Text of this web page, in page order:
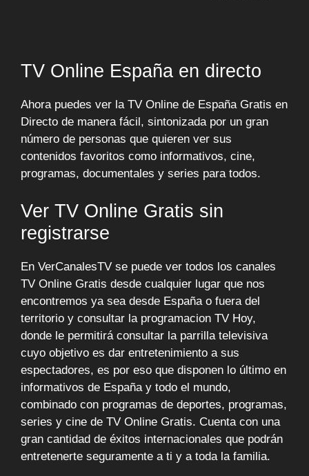
TV Online España en directo
Ahora puedes ver la TV Online de España Gratis en
Directo de manera fácil, sintonizada por un gran
número de personas que quieren ver sus
contenidos favoritos como informativos, cine,
programas, documentales y series para todos.
Ver TV Online Gratis sin
registrarse
En VerCanalesTV se puede ver todos los canales
TV Online Gratis desde cualquier lugar que nos
encontremos ya sea desde España o fuera del
territorio y consultar la programacion TV Hoy,
donde le permitirá consultar la parrilla televisiva
cuyo objetivo es dar entretenimiento a sus
espectadores, es por eso que disponen lo último en
informativos de España y todo el mundo,
combinado con programas de deportes, programas,
series y cine de TV Online Gratis. Cuenta con una
gran cantidad de éxitos internacionales que podrán
entretenerte seguramente a ti y a toda la familia.